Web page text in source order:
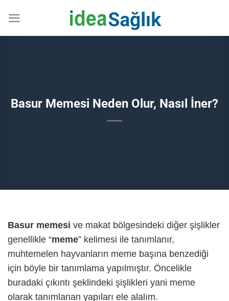
atla
Basur Memesi Neden Olur, Nasıl İner?
Basur memesi ve makat bölgesindeki diğer şişlikler
genellikle “meme” kelimesi ile tanımlanır,
muhtemelen hayvanların meme başına benzediği
için böyle bir tanımlama yapılmıştır. Öncelikle
buradaki çıkıntı şeklindeki şişlikleri yani meme
olarak tanımlanan yapıları ele alalım.